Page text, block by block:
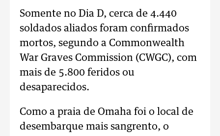
Somente no Dia D, cerca de 4.440
soldados aliados foram confirmados
mortos, segundo a Commonwealth
War Graves Commission (CWGC), com
mais de 5.800 feridos ou
desaparecidos.
Como a praia de Omaha foi o local de
desembarque mais sangrento, o